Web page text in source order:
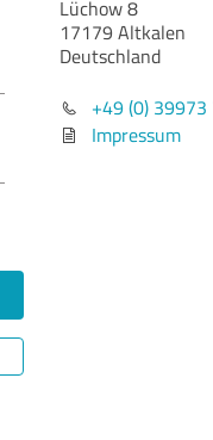
Lüchow 8
17179 Altkalen
Deutschland
+49 (0)
Impressum